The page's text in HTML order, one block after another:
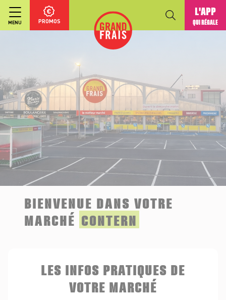
MENU PROMOS
L'APP
QUI RÉGALE
BIENVENUE DANS VOTRE
MARCHÉ CONTERN
LES INFOS PRATIQUES DE
VOTRE MARCHÉ